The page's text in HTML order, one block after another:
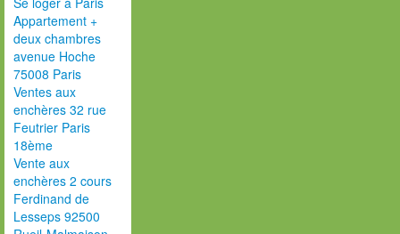
Appartement +
deux chambres
avenue Hoche
75008 Paris
Ventes aux
enchères 32 rue
Feutrier Paris
18ème
Vente aux
enchères 2 cours
Ferdinand de
Lesseps 92500